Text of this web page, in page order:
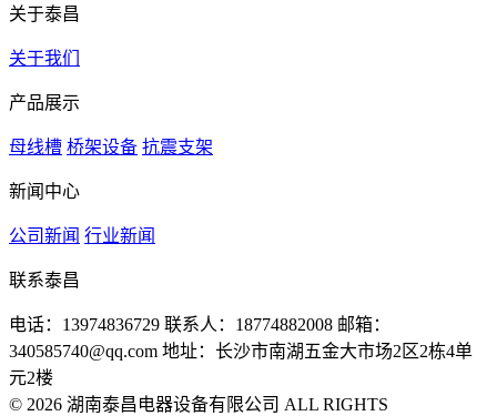
关于泰昌
关于我们
产品展示
母线槽 桥架设备 抗震支架
新闻中心
公司新闻 行业新闻
联系泰昌
电话：13974836729 联系人：18774882008 邮箱：
340585740@qq.com 地址：长沙市南湖五金大市场2区2栋4单
元2楼
© 2026 湖南泰昌电器设备有限公司 ALL RIGHTS